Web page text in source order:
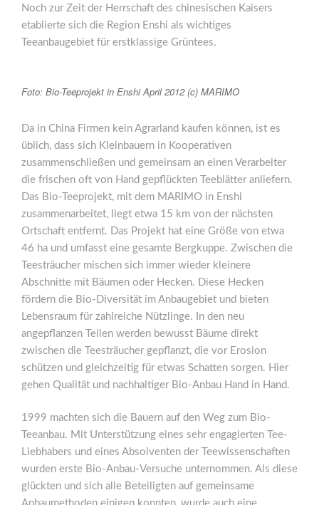
Noch zur Zeit der Herrschaft des chinesischen Kaisers
etablierte sich die Region Enshi als wichtiges
Teeanbaugebiet für erstklassige Grüntees.
Foto: Bio-Teeprojekt in Enshi April 2012 (c) MARIMO
Da in China Firmen kein Agrarland kaufen können, ist es
üblich, dass sich Kleinbauern in Kooperativen
zusammenschließen und gemeinsam an einen Verarbeiter
die frischen oft von Hand gepflückten Teeblätter anliefern.
Das Bio-Teeprojekt, mit dem MARIMO in Enshi
zusammenarbeitet, liegt etwa 15 km von der nächsten
Ortschaft entfernt. Das Projekt hat eine Größe von etwa
46 ha und umfasst eine gesamte Bergkuppe. Zwischen die
Teesträucher mischen sich immer wieder kleinere
Abschnitte mit Bäumen oder Hecken. Diese Hecken
fördern die Bio-Diversität im Anbaugebiet und bieten
Lebensraum für zahlreiche Nützlinge. In den neu
angepflanzen Teilen werden bewusst Bäume direkt
zwischen die Teesträucher gepflanzt, die vor Erosion
schützen und gleichzeitig für etwas Schatten sorgen. Hier
gehen Qualität und nachhaltiger Bio-Anbau Hand in Hand.
1999 machten sich die Bauern auf den Weg zum Bio-
Teeanbau. Mit Unterstützung eines sehr engagierten Tee-
Liebhabers und eines Absolventen der Teewissenschaften
wurden erste Bio-Anbau-Versuche unternommen. Als diese
glückten und sich alle Beteiligten auf gemeinsame